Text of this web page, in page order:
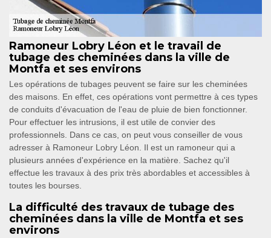
Ramoneur Lobry Léon et le travail de
tubage des cheminées dans la ville de
Montfa et ses environs
Les opérations de tubages peuvent se faire sur les cheminées
des maisons. En effet, ces opérations vont permettre à ces types
de conduits d'évacuation de l'eau de pluie de bien fonctionner.
Pour effectuer les intrusions, il est utile de convier des
professionnels. Dans ce cas, on peut vous conseiller de vous
adresser à Ramoneur Lobry Léon. Il est un ramoneur qui a
plusieurs années d'expérience en la matière. Sachez qu'il
effectue les travaux à des prix très abordables et accessibles à
toutes les bourses.
La difficulté des travaux de tubage des
cheminées dans la ville de Montfa et ses
environs